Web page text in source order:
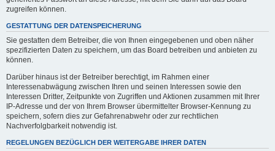
zugreifen können.
GESTATTUNG DER DATENSPEICHERUNG
Sie gestatten dem Betreiber, die von Ihnen eingegebenen und oben näher
spezifizierten Daten zu speichern, um das Board betreiben und anbieten zu
können.
Darüber hinaus ist der Betreiber berechtigt, im Rahmen einer
Interessenabwägung zwischen Ihren und seinen Interessen sowie den
Interessen Dritter, Zeitpunkte von Zugriffen und Aktionen zusammen mit Ihrer
IP-Adresse und der von Ihrem Browser übermittelter Browser-Kennung zu
speichern, sofern dies zur Gefahrenabwehr oder zur rechtlichen
Nachverfolgbarkeit notwendig ist.
REGELUNGEN BEZÜGLICH DER WEITERGABE IHRER DATEN